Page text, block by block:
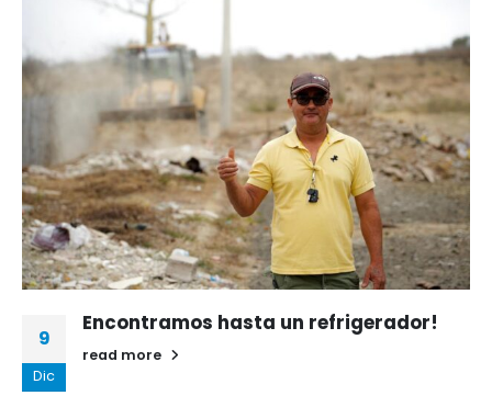
9
Dic
Encontramos hasta un refrigerador!
read more